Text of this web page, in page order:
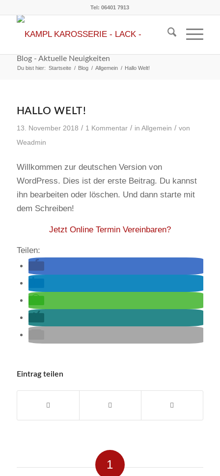
Tel: 06401 7913
Blog - Aktuelle Neuigkeiten
Du bist hier: Startseite / Blog / Allgemein / Hallo Welt!
HALLO WELT!
13. November 2018 / 1 Kommentar / in Allgemein / von
Weadmin
Willkommen zur deutschen Version von
WordPress. Dies ist der erste Beitrag. Du kannst
ihn bearbeiten oder löschen. Und dann starte mit
dem Schreiben!
Jetzt Online Termin Vereinbaren?
Teilen:
Eintrag teilen
1